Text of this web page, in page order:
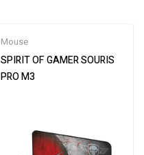
Mouse
SPIRIT OF GAMER SOURIS
PRO M3